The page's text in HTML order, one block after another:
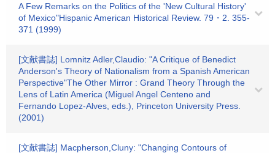
A Few Remarks on the Politics of the 'New Cultural History'
of Mexico"Hispanic American Historical Review. 79・2. 355-
371 (1999)
[文献書誌] Lomnitz Adler,Claudio: "A Critique of Benedict
Anderson's Theory of Nationalism from a Spanish American
Perspective"The Other Mirror : Grand Theory Through the
Lens of Latin America (Miguel Angel Centeno and
Fernando Lopez-Alves, eds.), Princeton University Press.
(2001)
[文献書誌] Macpherson,Cluny: "Changing Contours of